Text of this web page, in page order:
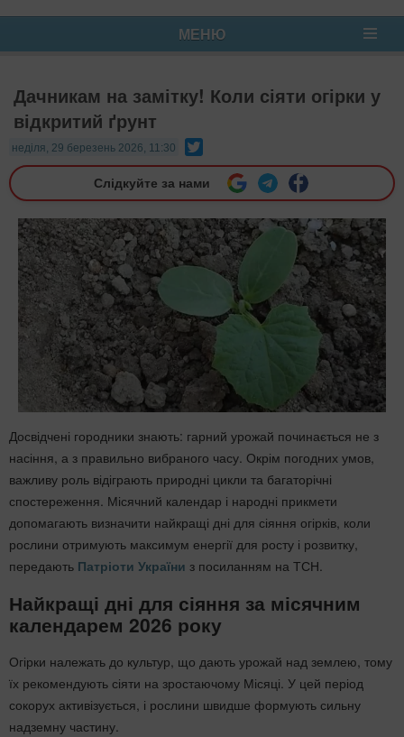
МЕНЮ
Дачникам на замітку! Коли сіяти огірки у
відкритий ґрунт
неділя, 29 березень 2026, 11:30
Слідкуйте за нами
Досвідчені городники знають: гарний урожай починається не з
насіння, а з правильно вибраного часу. Окрім погодних умов,
важливу роль відіграють природні цикли та багаторічні
спостереження. Місячний календар і народні прикмети
допомагають визначити найкращі дні для сіяння огірків, коли
рослини отримують максимум енергії для росту і розвитку,
передають Патріоти України з посиланням на ТСН.
Найкращі дні для сіяння за місячним
календарем 2026 року
Огірки належать до культур, що дають урожай над землею, тому
їх рекомендують сіяти на зростаючому Місяці. У цей період
сокорух активізується, і рослини швидше формують сильну
надземну частину.